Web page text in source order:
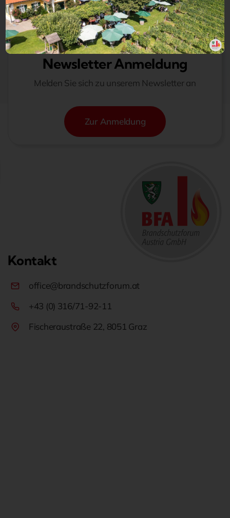
Newsletter Anmeldung
Melden Sie sich zu unserem Newsletter an
Zur Anmeldung
Kontakt
office@brandschutzforum.at
+43 (0) 316/71-92-11
Fischeraustraße 22, 8051 Graz